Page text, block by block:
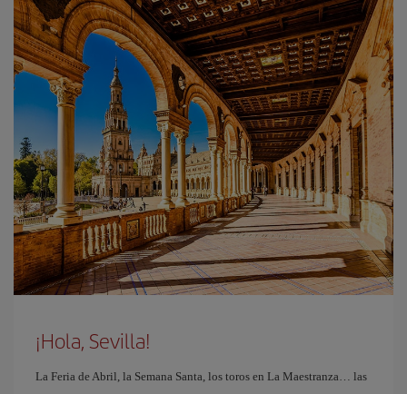
¡Hola, Sevilla!
La Feria de Abril, la Semana Santa, los toros en La Maestranza… las